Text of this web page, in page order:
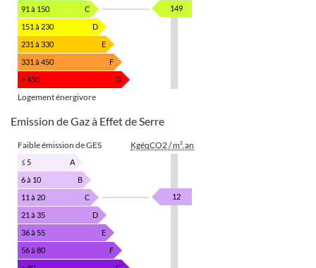
91 à 150
C
151 à 230
D
231 à 330
E
331 à 450
F
> 450
G
149
Logement énergivore
Emission de Gaz à Effet de Serre
Faible émission de GES KgéqCO2 / m².an
≤ 5
A
6 à 10
B
11 à 20
C
21 à 35
D
36 à 55
E
56 à 80
F
12